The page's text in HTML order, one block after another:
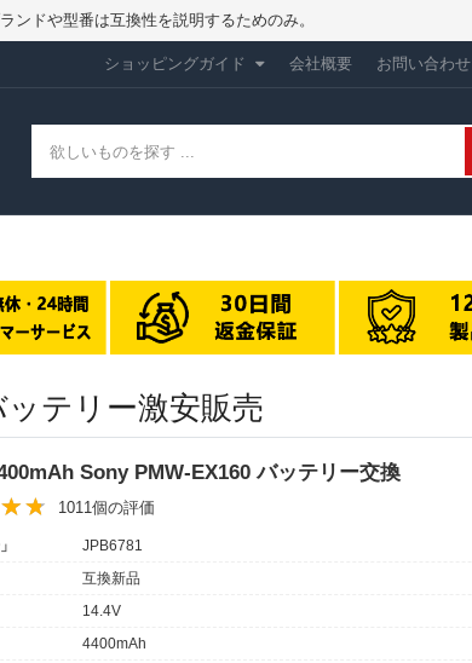
ドや型番は互換性を説明するためのみ。
ショッピングガイド 会社概要 お問い合わせ
テリー激安販売
Sony PMW-EX160 バッテリー交換
1011個の評価
JPB6781
互換新品
14.4V
4400mAh